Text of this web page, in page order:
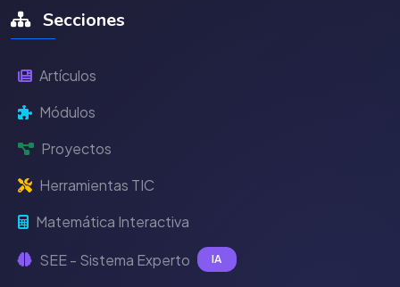
Secciones
Artículos
Módulos
Proyectos
Herramientas TIC
Matemática Interactiva
SEE - Sistema Experto IA